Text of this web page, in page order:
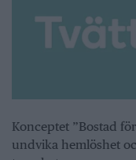
Konceptet ”Bostad
undvika hemlöshet